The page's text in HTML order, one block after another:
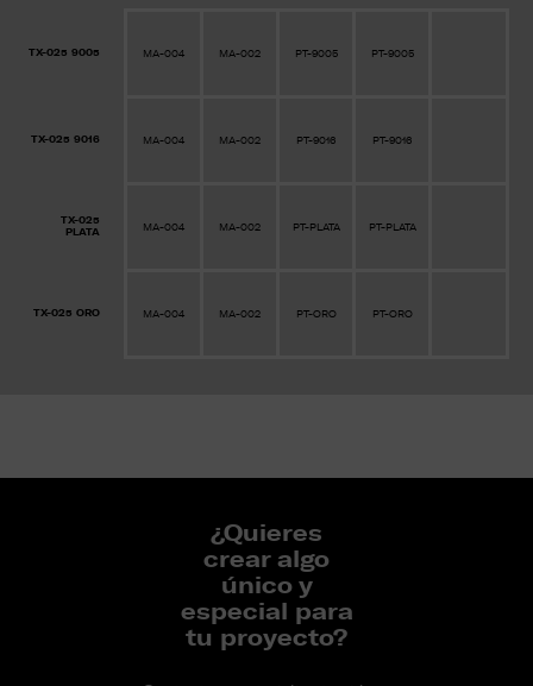
TX-025 9005 MA-004 MA-002 PT-9005 PT-9005
TX-025 9016 MA-004 MA-002 PT-9016 PT-9016
TX-025
PLATA
MA-004 MA-002 PT-PLATA PT-PLATA
TX-025 ORO MA-004 MA-002 PT-ORO PT-ORO
¿Quieres
crear algo
único y
especial para
tu proyecto?